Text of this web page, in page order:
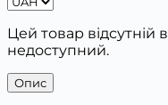
Цей товар відсутній
недоступний.
Опис